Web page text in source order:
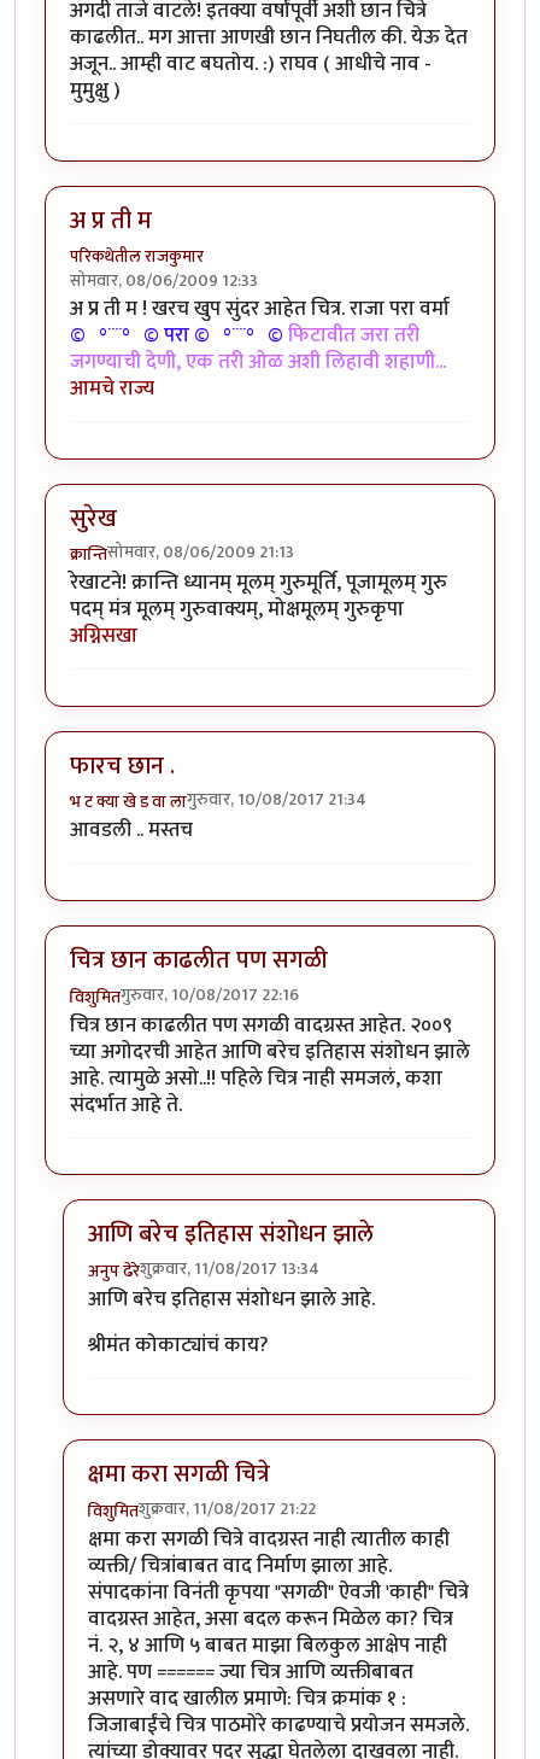
अगदी ताजे वाटले! इतक्या वर्षांपूर्वी अशी छान चित्रे
काढलीत.. मग आत्ता आणखी छान निघतील की. येऊ देत
अजून.. आम्ही वाट बघतोय. :) राघव ( आधीचे नाव -
मुमुक्षु )
अ प्र ती म
परिकथेतील राजकुमार
सोमवार, 08/06/2009 12:33
अ प्र ती म ! खरच खुप सुंदर आहेत चित्र. राजा परा वर्मा
©º°¨¨°º© परा ©º°¨¨°º©फिटावीत जरा तरी
जगण्याची देणी, एक तरी ओळ अशी लिहावी शहाणी...
आमचे राज्य
सुरेख
क्रान्तिसोमवार, 08/06/2009 21:13
रेखाटने! क्रान्ति ध्यानम् मूलम् गुरुमूर्ति, पूजामूलम् गुरु
पदम् मंत्र मूलम् गुरुवाक्यम्, मोक्षमूलम् गुरुकृपा
अग्निसखा
फारच छान .
भ ट क्या खे ड वा लागुरुवार, 10/08/2017 21:34
आवडली .. मस्तच
चित्र छान काढलीत पण सगळी
विशुमितगुरुवार, 10/08/2017 22:16
चित्र छान काढलीत पण सगळी वादग्रस्त आहेत. २००९
च्या अगोदरची आहेत आणि बरेच इतिहास संशोधन झाले
आहे. त्यामुळे असो..!! पहिले चित्र नाही समजलं, कशा
संदर्भात आहे ते.
आणि बरेच इतिहास संशोधन झाले
अनुप ढेरेशुक्रवार, 11/08/2017 13:34
In reply toचित्र छान काढलीत पण सगळी
आणि बरेच इतिहास संशोधन झाले आहे.
श्रीमंत कोकाट्यांचं काय?
क्षमा करा सगळी चित्रे
विशुमितशुक्रवार, 11/08/2017 21:22
In reply toचित्र छान काढलीत पण सगळीbyविशुमित
क्षमा करा सगळी चित्रे वादग्रस्त नाही त्यातील काही
व्यक्ती/ चित्रांबाबत वाद निर्माण झाला आहे.
संपादकांना विनंती कृपया "सगळी" ऐवजी 'काही" चित्रे
वादग्रस्त आहेत, असा बदल करून मिळेल का? चित्र
नं. २, ४ आणि ५ बाबत माझा बिलकुल आक्षेप नाही
आहे. पण ====== ज्या चित्र आणि व्यक्तीबाबत
असणारे वाद खालील प्रमाणे: चित्र क्रमांक १ :
जिजाबाईंचे चित्र पाठमोरे काढण्याचे प्रयोजन समजले.
त्यांच्या डोक्यावर पदर सुद्धा घेतलेला दाखवला नाही.